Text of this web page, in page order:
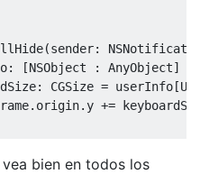
(sender:
: [NSObject : AnyObject]
: CGSize = userInfo[
. origin. y +=
bien en todos los